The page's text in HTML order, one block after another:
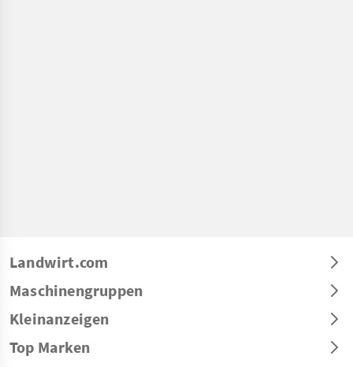
Landwirt.com
Maschinengruppen
Kleinanzeigen
Top Marken